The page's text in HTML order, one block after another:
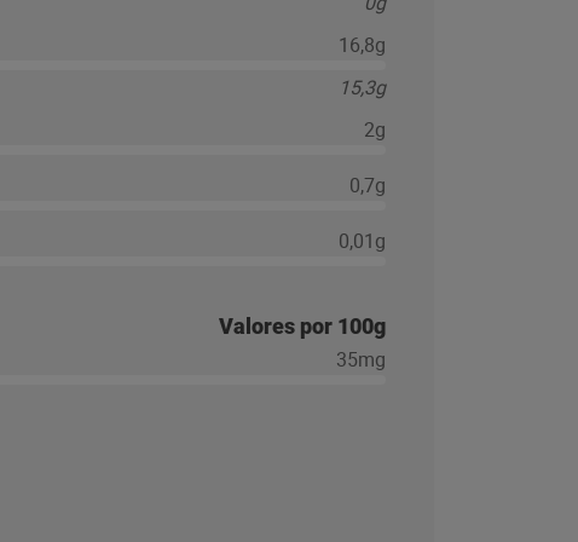
16,8g
15,3g
2g
0,7g
0,01g
Valores por 100g
35mg